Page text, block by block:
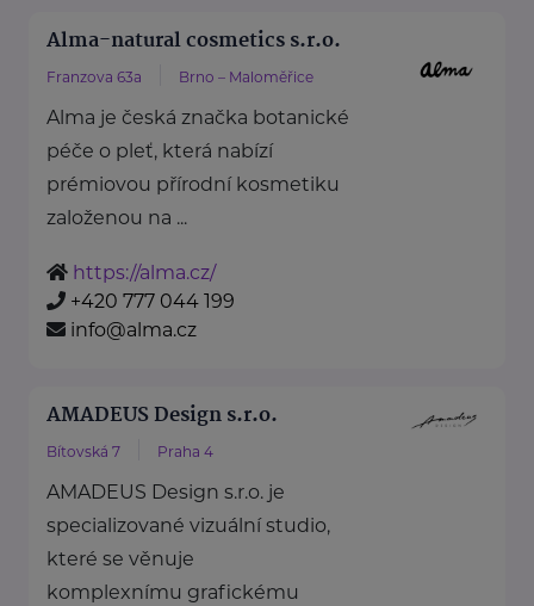
Alma-natural cosmetics s.r.o.
Franzova 63a Brno – Maloměřice
Alma je česká značka botanické
péče o pleť, která nabízí
prémiovou přírodní kosmetiku
založenou na ...
https://alma.cz/
+420 777 044 199
info@alma.cz
AMADEUS Design s.r.o.
Bítovská 7 Praha 4
AMADEUS Design s.r.o. je
specializované vizuální studio,
které se věnuje
komplexnímu grafickému